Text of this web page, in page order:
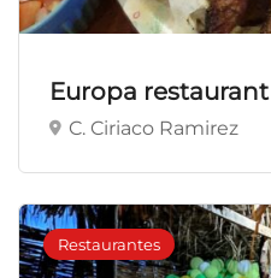
Europa restaurant
C. Ciriaco Ramirez
Restaurantes